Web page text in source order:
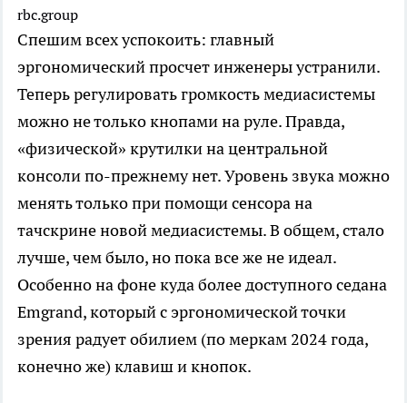
rbc.group
Спешим всех успокоить: главный
эргономический просчет инженеры устранили.
Теперь регулировать громкость медиасистемы
можно не только кнопами на руле. Правда,
«физической» крутилки на центральной
консоли по-прежнему нет. Уровень звука можно
менять только при помощи сенсора на
тачскрине новой медиасистемы. В общем, стало
лучше, чем было, но пока все же не идеал.
Особенно на фоне куда более доступного седана
Emgrand, который с эргономической точки
зрения радует обилием (по меркам 2024 года,
конечно же) клавиш и кнопок.